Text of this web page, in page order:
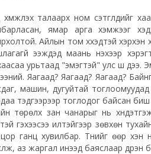
хүмүүжүүлэх талаарх ном
ямар арга хэмжээг
Айлын том хүүхэдтэй хэрхэн
ээжүүдэд маань үнэхээр
урьтаад "эмэгтэй" улс шүү дээ.
Яагаад? Яагаад? Яагаад?
машин, дугуйтай
тэдгээрээр тоглодог байсан биш
төрөлх зан чанарыг нь
гэхээсээ илүүтэйгээр зөвхөн
ганц хувилбар. Түүнийг өөр хэн
аз жаргал инээд баяслаар дүүрэн